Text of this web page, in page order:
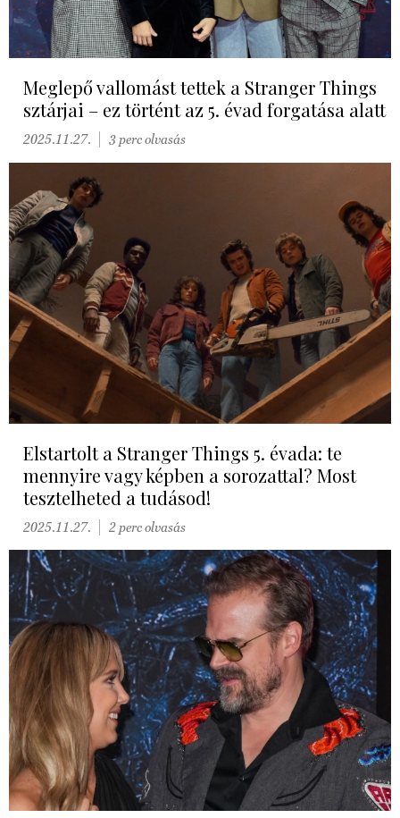
Meglepő vallomást tettek a Stranger Things
sztárjai – ez történt az 5. évad forgatása alatt
2025.11.27. 3 perc olvasás
Elstartolt a Stranger Things 5. évada: te
mennyire vagy képben a sorozattal? Most
tesztelheted a tudásod!
2025.11.27. 2 perc olvasás